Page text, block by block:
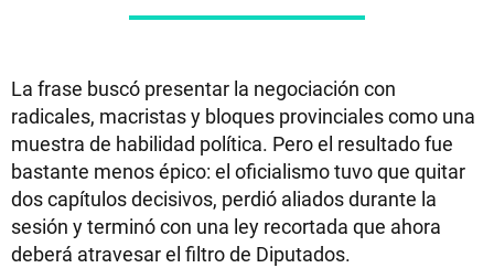
La frase buscó presentar la negociación con
radicales, macristas y bloques provinciales como una
muestra de habilidad política. Pero el resultado fue
bastante menos épico: el oficialismo tuvo que quitar
dos capítulos decisivos, perdió aliados durante la
sesión y terminó con una ley recortada que ahora
deberá atravesar el filtro de Diputados.